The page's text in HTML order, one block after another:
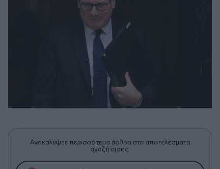
Ανακαλύψτε περισσότερα άρθρα στα αποτελέσματα
αναζήτησης.